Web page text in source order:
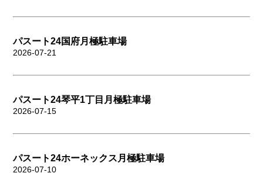
パスート24国府月極駐車場
2026-07-21
パスート24琴平1丁目月極駐車場
2026-07-15
パスート24ホーネックス月極駐車場
2026-07-10